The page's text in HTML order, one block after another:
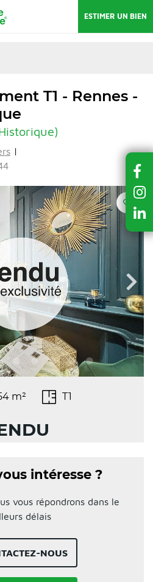
ESTIMER UN BIEN
T1 - Rennes -
|
m² T1
intéresse ?
vous répondrons dans le
délais
NOUS